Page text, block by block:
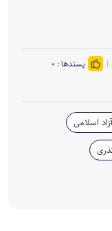
پسندها : ۰
اسلامی